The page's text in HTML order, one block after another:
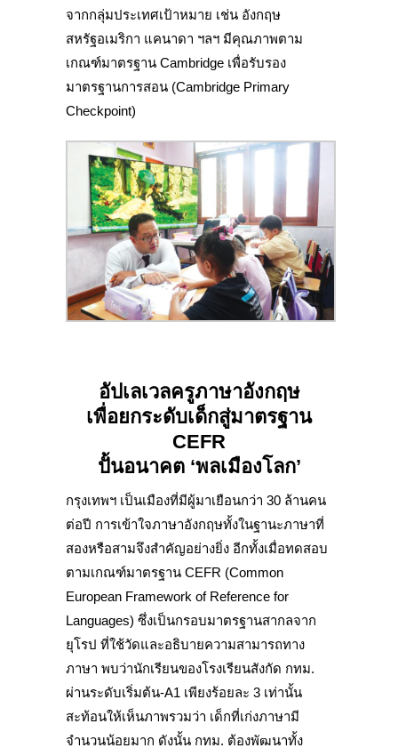
จากกลุ่มประเทศเป้าหมาย เช่น อังกฤษ
สหรัฐอเมริกา แคนาดา ฯลฯ มีคุณภาพตาม
เกณฑ์มาตรฐาน Cambridge เพื่อรับรอง
มาตรฐานการสอน (Cambridge Primary
Checkpoint)
อัปเลเวลครูภาษาอังกฤษ
เพื่อยกระดับเด็กสู่มาตรฐาน
CEFR
ปั้นอนาคต ‘พลเมืองโลก’
กรุงเทพฯ เป็นเมืองที่มีผู้มาเยือนกว่า 30 ล้านคน
ต่อปี การเข้าใจภาษาอังกฤษทั้งในฐานะภาษาที่
สองหรือสามจึงสำคัญอย่างยิ่ง อีกทั้งเมื่อทดสอบ
ตามเกณฑ์มาตรฐาน CEFR (Common
European Framework of Reference for
Languages) ซึ่งเป็นกรอบมาตรฐานสากลจาก
ยุโรป ที่ใช้วัดและอธิบายความสามารถทาง
ภาษา พบว่านักเรียนของโรงเรียนสังกัด กทม.
ผ่านระดับเริ่มต้น-A1 เพียงร้อยละ 3 เท่านั้น
สะท้อนให้เห็นภาพรวมว่า เด็กที่เก่งภาษามี
จำนวนน้อยมาก ดังนั้น กทม. ต้องพัฒนาทั้ง